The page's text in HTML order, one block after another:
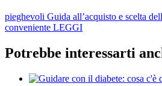
pieghevoli Guida all’acquisto e scelta
conveniente LEGGI
Potrebbe interessarti